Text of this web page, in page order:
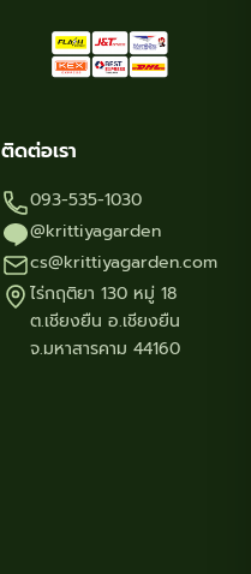
ติดต่อเรา
093-535-1030
@krittiyagarden
cs@krittiyagarden.com
ไร่กฤติยา 130 หมู่ 18
ต.เชียงยืน อ.เชียงยืน
จ.มหาสารคาม 44160